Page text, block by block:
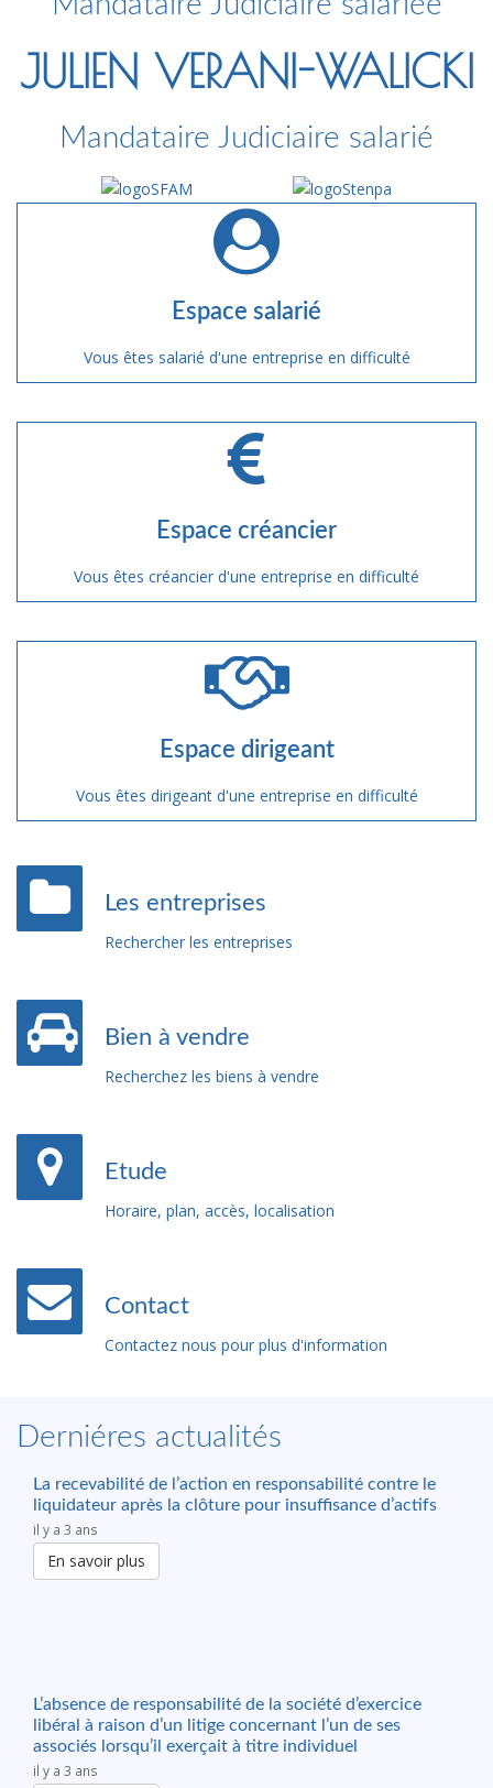
JULIEN VERANI-WALICKI
Mandataire Judiciaire salarié
Espace salarié
Vous êtes salarié d'une entreprise en difficulté
Espace créancier
Vous êtes créancier d'une entreprise en difficulté
Espace dirigeant
Vous êtes dirigeant d'une entreprise en difficulté
Les entreprises
Rechercher les entreprises
Bien à vendre
Recherchez les biens à vendre
Etude
Horaire, plan, accès, localisation
Contact
Contactez nous pour plus d'information
Derniéres actualités
La recevabilité de l’action en responsabilité contre le
liquidateur après la clôture pour insuffisance d’actifs
il y a 3 ans
En savoir plus
L’absence de responsabilité de la société d’exercice
libéral à raison d’un litige concernant l’un de ses
associés lorsqu’il exerçait à titre individuel
il y a 3 ans